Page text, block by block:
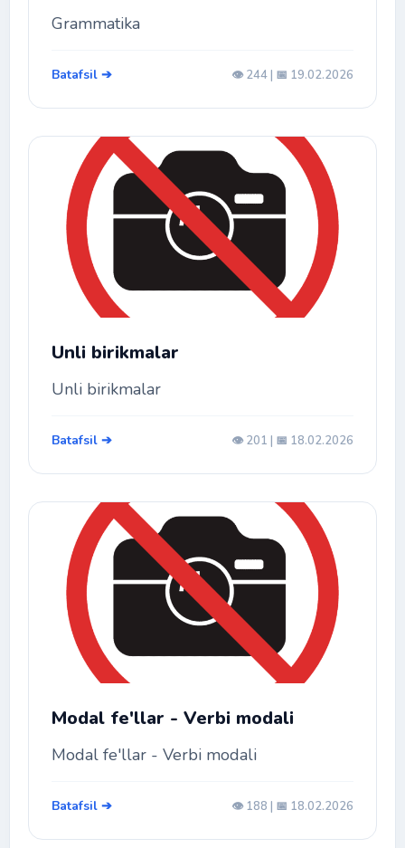
Grammatika
Batafsil ➔ 👁️ 244 | 📅 19.02.2026
Unli birikmalar
Unli birikmalar
Batafsil ➔ 👁️ 201 | 📅 18.02.2026
Modal fe'llar - Verbi modali
Modal fe'llar - Verbi modali
Batafsil ➔ 👁️ 188 | 📅 18.02.2026